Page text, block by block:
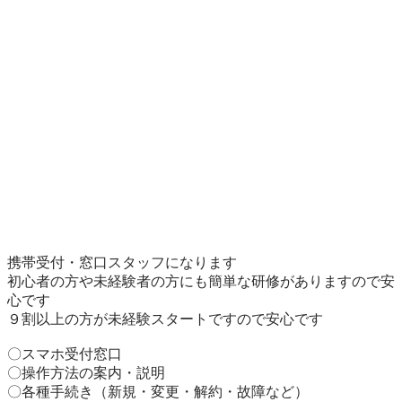
携帯受付・窓口スタッフになります
初心者の方や未経験者の方にも簡単な研修がありますので安
心です
９割以上の方が未経験スタートですので安心です
〇スマホ受付窓口
〇操作方法の案内・説明
〇各種手続き（新規・変更・解約・故障など）